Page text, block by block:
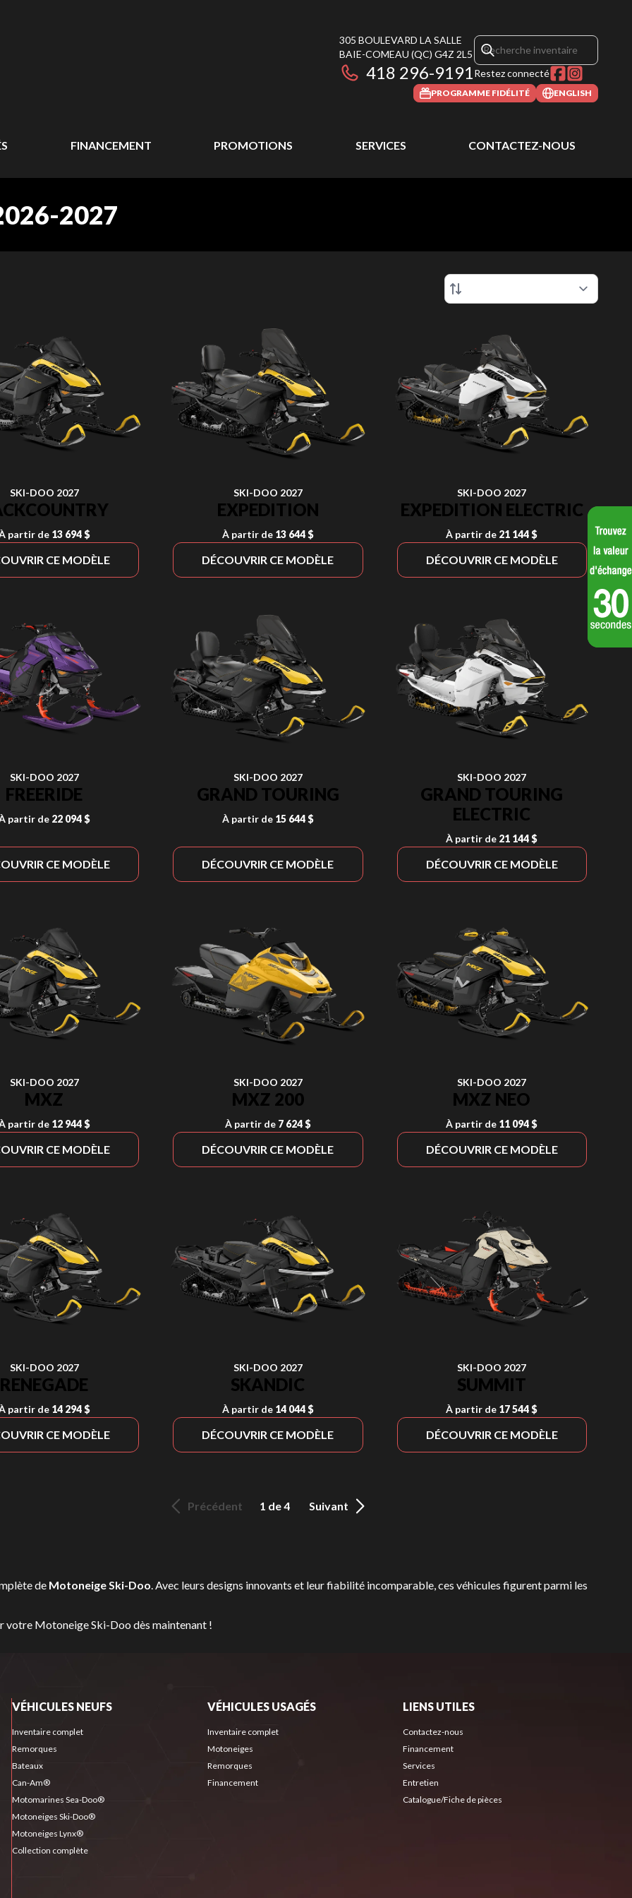
305 BOULEVARD LA SALLE
BAIE-COMEAU (QC) G4Z 2L5
418 296-9191Restez connecté
PROGRAMME FIDÉLITÉ ENGLISH
FINANCEMENT PROMOTIONS SERVICES CONTACTEZ-NOUS
2027
SKI-DOO 2027
partir de 13 694 $
CE MODÈLE
SKI-DOO 2027
EXPEDITION
À partir de 13 644 $
DÉCOUVRIR CE MODÈLE
SKI-DOO 2027
EXPEDITION ELECTRIC
À partir de 21 144 $
DÉCOUVRIR CE MODÈLE
SKI-DOO 2027
FREERIDE
partir de 22 094 $
CE MODÈLE
SKI-DOO 2027
GRAND TOURING
À partir de 15 644 $
DÉCOUVRIR CE MODÈLE
SKI-DOO 2027
GRAND TOURING
ELECTRIC
À partir de 21 144 $
DÉCOUVRIR CE MODÈLE
SKI-DOO 2027
MXZ
partir de 12 944 $
CE MODÈLE
SKI-DOO 2027
MXZ 200
À partir de 7 624 $
DÉCOUVRIR CE MODÈLE
SKI-DOO 2027
MXZ NEO
À partir de 11 094 $
DÉCOUVRIR CE MODÈLE
SKI-DOO 2027
RENEGADE
partir de 14 294 $
CE MODÈLE
SKI-DOO 2027
SKANDIC
À partir de 14 044 $
DÉCOUVRIR CE MODÈLE
SKI-DOO 2027
SUMMIT
À partir de 17 544 $
DÉCOUVRIR CE MODÈLE
Précédent 1 de 4 Suivant
de Motoneige Ski-Doo . Avec leurs designs innovants et leur fiabilité incomparable, ces véhicules figurent parmi les
votre Motoneige Ski-Doo dès maintenant !
VÉHICULES NEUFS
Inventaire complet
Remorques
Bateaux
Can-Am®
Motomarines Sea-Doo®
Motoneiges Ski-Doo®
Motoneiges Lynx®
Collection complète
VÉHICULES USAGÉS
Inventaire complet
Motoneiges
Remorques
Financement
LIENS UTILES
Contactez-nous
Financement
Services
Entretien
Catalogue/Fiche de pièces